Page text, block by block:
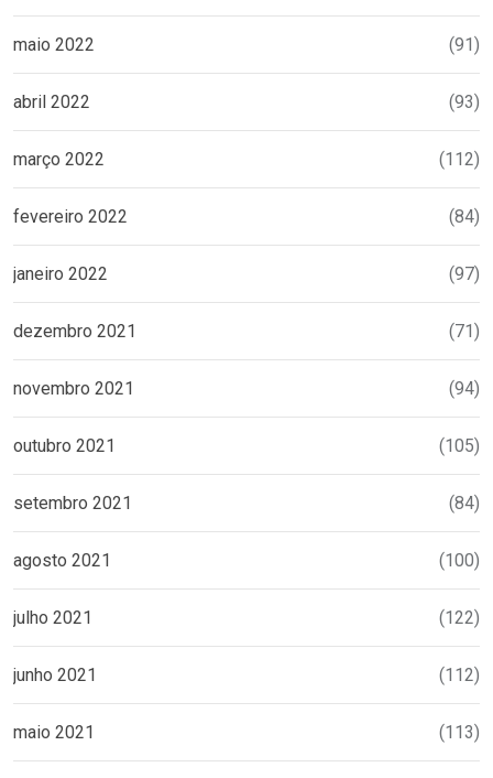
maio 2022 (91)
abril 2022 (93)
março 2022 (112)
fevereiro 2022 (84)
janeiro 2022 (97)
dezembro 2021 (71)
novembro 2021 (94)
outubro 2021 (105)
setembro 2021 (84)
agosto 2021 (100)
julho 2021 (122)
junho 2021 (112)
maio 2021 (113)